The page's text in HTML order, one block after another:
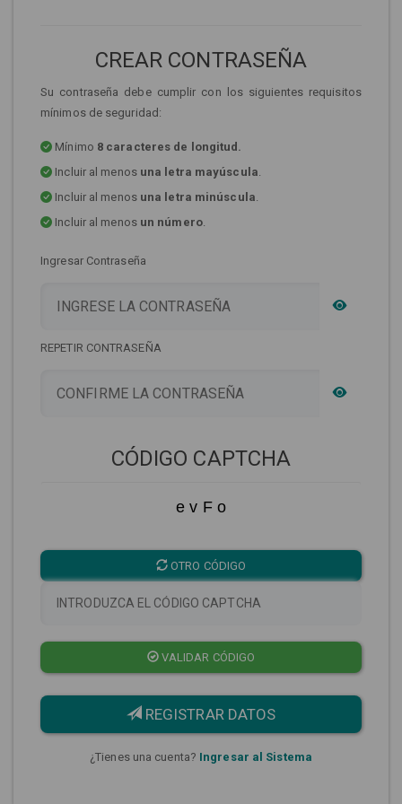
CREAR CONTRASEÑA
Su contraseña debe cumplir con los siguientes requisitos
mínimos de seguridad:
Mínimo 8 caracteres de longitud.
Incluir al menos una letra mayúscula.
Incluir al menos una letra minúscula.
Incluir al menos un número.
Ingresar Contraseña
REPETIR CONTRASEÑA
CÓDIGO CAPTCHA
e v F o
OTRO CÓDIGO
VALIDAR CÓDIGO
REGISTRAR DATOS
¿Tienes una cuenta? Ingresar al Sistema